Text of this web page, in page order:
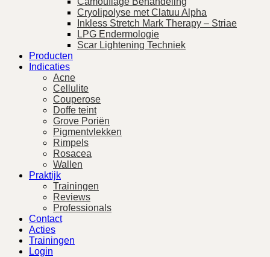
Cryolipolyse met Clatuu Alpha
Inkless Stretch Mark Therapy – Striae
LPG Endermologie
Scar Lightening Techniek
Producten
Indicaties
Acne
Cellulite
Couperose
Doffe teint
Grove Poriën
Pigmentvlekken
Rimpels
Rosacea
Wallen
Praktijk
Trainingen
Reviews
Professionals
Contact
Acties
Trainingen
Login